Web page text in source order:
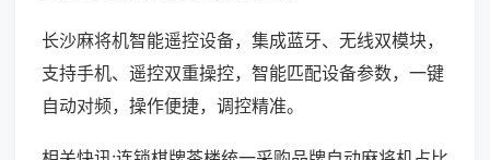
长沙麻将机智能遥控设备，集成蓝牙、无线双模块，
支持手机、遥控双重操控，智能匹配设备参数，一键
自动对频，操作便捷，调控精准。